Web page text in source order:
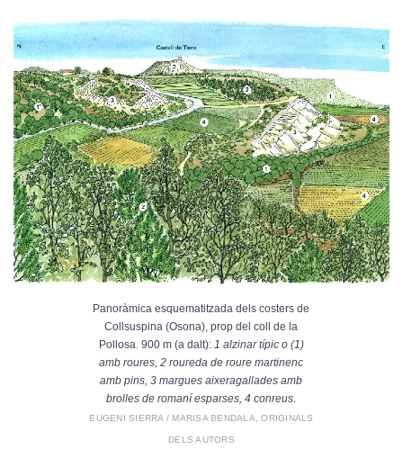
Panoràmica esquematitzada dels costers de
Collsuspina (Osona), prop del coll de la
Pollosa. 900 m (a dalt): 1 alzinar típic o (1)
amb roures, 2 roureda de roure martinenc
amb pins, 3 margues aixeragallades amb
brolles de romaní esparses, 4 conreus.
EUGENI SIERRA / MARISA BENDALA, ORIGINALS
DELS AUTORS